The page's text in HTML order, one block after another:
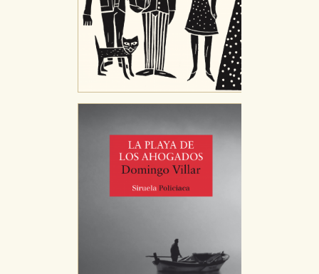
Cookies de rendimiento y analíticas
Estas cookies se utilizan para mejorar su experiencia
de navegación y optimizar el funcionamiento de
nuestro sitio web. Almacenan configuraciones de
servicios para que no tenga que reconfigurarlos cada
vez que nos visita. La información es agregada y, por lo
Cookies de publicidad y redes sociales
relevante para sus intereses en otros sitios. No
almacenan directamente información personal sino
que se basan en la identificación única de su
navegador y dispositivo de internet.
política de cookies